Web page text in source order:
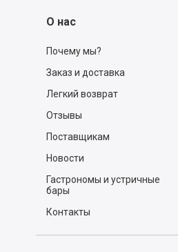
О нас
Почему мы?
Заказ и доставка
Легкий возврат
Отзывы
Поставщикам
Новости
Гастрономы и устричные
бары
Контакты